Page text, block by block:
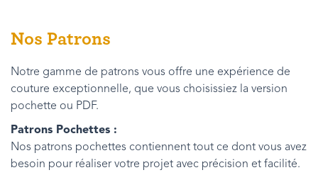
Nos Patrons
Notre gamme de patrons vous offre une expérience de
couture exceptionnelle, que vous choisissiez la version
pochette ou PDF.
Patrons Pochettes :
Nos patrons pochettes contiennent tout ce dont vous avez
besoin pour réaliser votre projet avec précision et facilité.